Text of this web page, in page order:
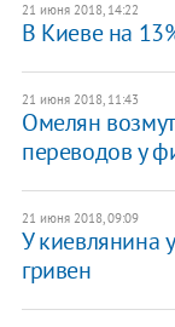
21 июня 2018, 14:22
В Киеве на
21 июня 2018, 11:43
Омелян
переводов у
21 июня 2018, 09:09
У киевлянина
гривен